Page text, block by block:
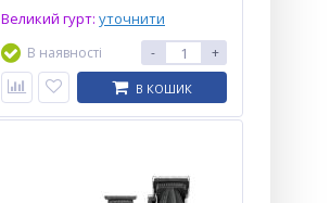
NEW
Великий гурт: уточнити
В наявності - +
В КОШИК